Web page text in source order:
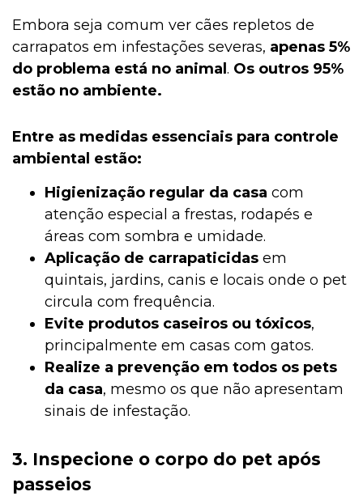
Embora seja comum ver cães repletos de
carrapatos em infestações severas, apenas 5%
do problema está no animal . Os outros 95%
estão no ambiente.
Entre as medidas essenciais para controle
ambiental estão:
Higienização regular da casa com
atenção especial a frestas, rodapés e
áreas com sombra e umidade.
Aplicação de carrapaticidas em
quintais, jardins, canis e locais onde o pet
circula com frequência.
Evite produtos caseiros ou tóxicos,
principalmente em casas com gatos.
Realize a prevenção em todos os pets
da casa, mesmo os que não apresentam
sinais de infestação.
3. Inspecione o corpo do pet após
passeios